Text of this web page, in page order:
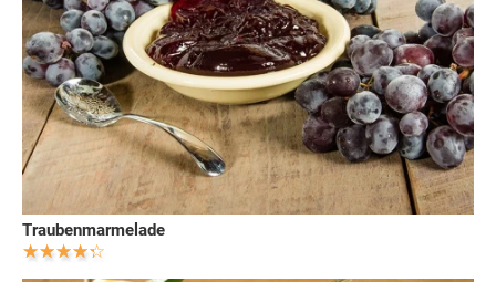
Traubenmarmelade